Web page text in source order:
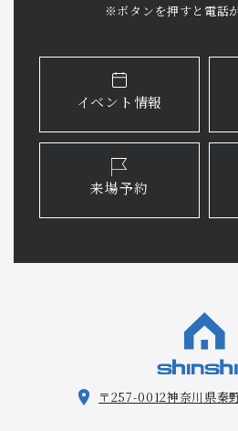
※ボタンを押すと電話
イベント情報
来場予約
〒257-0012神奈川県秦